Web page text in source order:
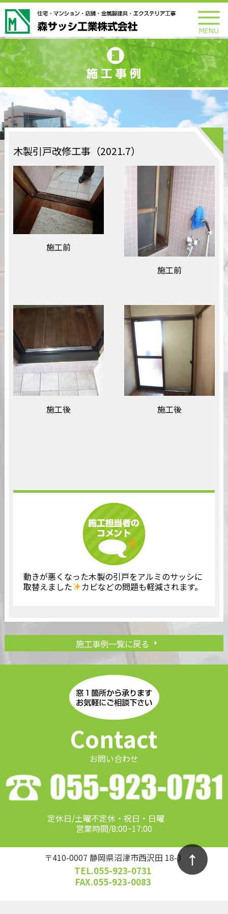
木製引戸改修工事（2021.7）
施工前
施工前
施工後 施工後
動きが悪くなった木製の引戸をアルミのサッシに
取替えました
カビなどの問題も軽減されます。
施工事例一覧に戻る
Contact
お問い合わせ
定休日/土曜不定休・祝日・日曜
営業時間/8:00~17:00
〒410-0007 静岡県沼津市西沢田 18-3
TEL.055-923-0731
FAX.055-923-0083
↑